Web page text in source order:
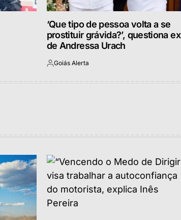
‘Que tipo de pessoa volta a se
prostituir grávida?’, questiona ex
de Andressa Urach
Postado
Goiás Alerta